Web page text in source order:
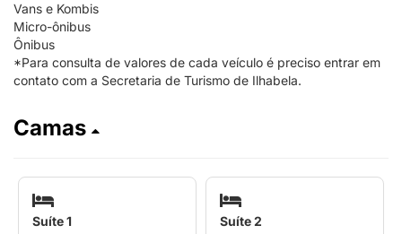
Vans e Kombis
Micro-ônibus
Ônibus
*Para consulta de valores de cada veículo é preciso entrar em
contato com a Secretaria de Turismo de Ilhabela.
Camas
Suíte 1 Suíte 2